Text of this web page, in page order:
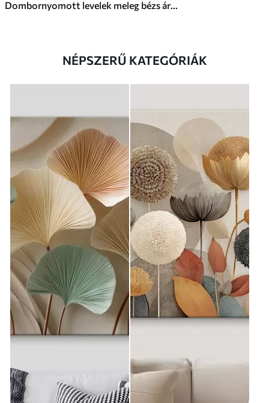
Dombornyomott levelek meleg bézs árnyalatokban
NÉPSZERŰ KATEGÓRIÁK